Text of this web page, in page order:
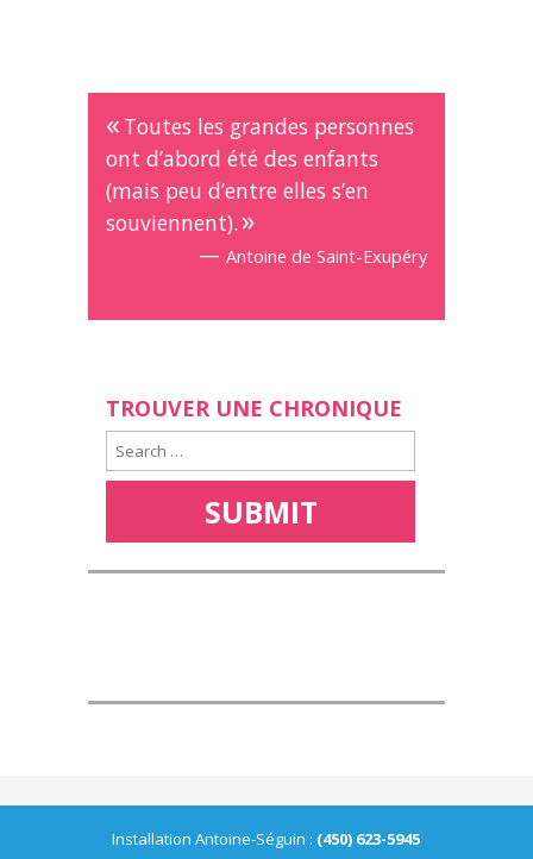
Toutes les grandes personnes
ont d’abord été des enfants
(mais peu d’entre elles s’en
souviennent).
— Antoine de Saint-Exupéry
TROUVER UNE CHRONIQUE
Installation Antoine-Séguin : (450) 623-5945